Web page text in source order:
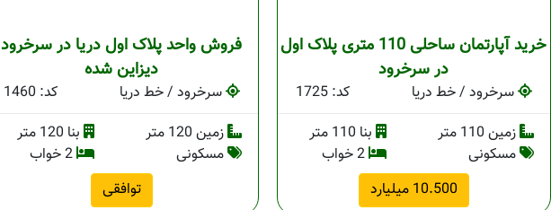
خرید آپارتمان ساحلی 110 متری پلاک اول
در سرخرود
سرخرود / خط دریا
کد: 1725
زمین 110 متر
بنا 110 متر
مسکونی
2 خواب
10.500 میلیارد
فروش واحد‌ پلاک اول دریا در سرخرود
دیزاین شده
سرخرود / خط دریا
کد: 1460
زمین 120 متر
بنا 120 متر
مسکونی
2 خواب
توافقی